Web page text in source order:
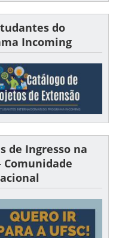
do
Incoming
de Ingresso na
Comunidade